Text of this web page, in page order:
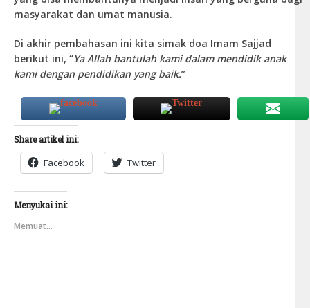
masyarakat dan umat manusia.
Di akhir pembahasan ini kita simak doa Imam Sajjad
berikut ini, “Ya Allah bantulah kami dalam mendidik anak
kami dengan pendidikan yang baik.”
Share artikel ini:
Facebook Twitter
Menyukai ini:
Memuat...